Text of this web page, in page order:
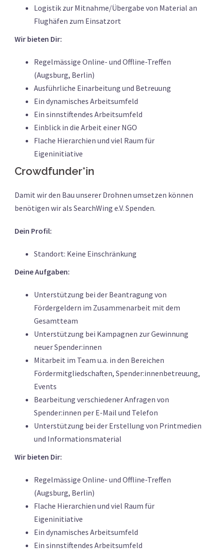
Logistik zur Mitnahme/Übergabe von Material an
Flughäfen zum Einsatzort
Wir bieten Dir:
Regelmässige Online- und Offline-Treffen
(Augsburg, Berlin)
Ausführliche Einarbeitung und Betreuung
Ein dynamisches Arbeitsumfeld
Ein sinnstiftendes Arbeitsumfeld
Einblick in die Arbeit einer NGO
Flache Hierarchien und viel Raum für
Eigeninitiative
Crowdfunder*in
Damit wir den Bau unserer Drohnen umsetzen können
benötigen wir als SearchWing e.V. Spenden.
Dein Profil:
Standort: Keine Einschränkung
Deine Aufgaben:
Unterstützung bei der Beantragung von
Fördergeldern im Zusammenarbeit mit dem
Gesamtteam
Unterstützung bei Kampagnen zur Gewinnung
neuer Spender:innen
Mitarbeit im Team u.a. in den Bereichen
Fördermitgliedschaften, Spender:innenbetreuung,
Events
Bearbeitung verschiedener Anfragen von
Spender:innen per E-Mail und Telefon
Unterstützung bei der Erstellung von Printmedien
und Informationsmaterial
Wir bieten Dir:
Regelmässige Online- und Offline-Treffen
(Augsburg, Berlin)
Flache Hierarchien und viel Raum für
Eigeninitiative
Ein dynamisches Arbeitsumfeld
Ein sinnstiftendes Arbeitsumfeld